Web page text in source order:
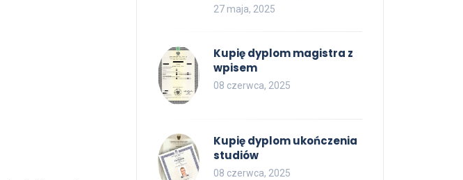
27 maja, 2025
Kupię dyplom magistra z
wpisem
08 czerwca, 2025
Kupię dyplom ukończenia
studiów
08 czerwca, 2025